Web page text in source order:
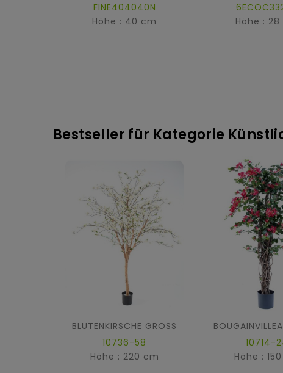
FINE404040N
Höhe : 40 cm
Höhe :
Bestseller für Kategorie
BLÜTENKIRSCHE GROSS
10736-58
Höhe : 220 cm
10714-
Höhe :